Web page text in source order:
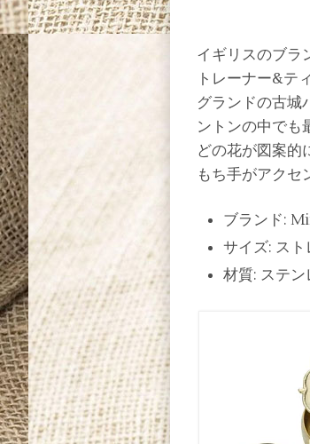
イギリスのブラ
トレーナー&テ
グランドの古城
ントンの中でも
どの花が図案的
もち手がアクセ
ブランド:
サイズ: ス
材質: ステ